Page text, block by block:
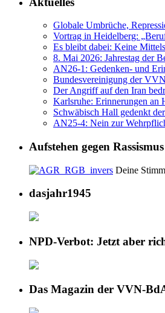
Globale Umbrüche,
Vortrag in Heidelberg:
Es bleibt dabei: Keine
8. Mai 2026: Jahrestag der
AN26-1: Gedenken- und
Bundesvereinigung der
Der Angriff auf den Iran
Karlsruhe: Erinnerungen an
Schwäbisch Hall gedenkt
AN25-4: Nein zur
Aufstehen gegen Rassismus
Deine
dasjahr1945
NPD-Verbot: Jetzt aber
Das Magazin der VVN-